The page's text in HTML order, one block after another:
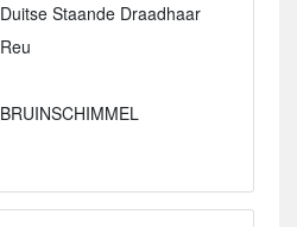
Duitse Staande Draadhaar
Reu
BRUINSCHIMMEL